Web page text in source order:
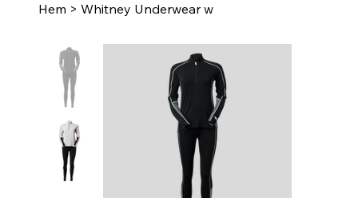
Hem > Whitney Underwear w